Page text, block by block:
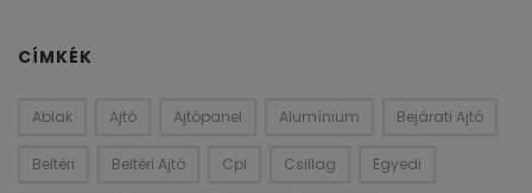
CÍMKÉK
Ablak Ajtó Ajtópanel Alumínium Bejárati Ajtó
Beltéri Beltéri Ajtó Cpl Csillag Egyedi